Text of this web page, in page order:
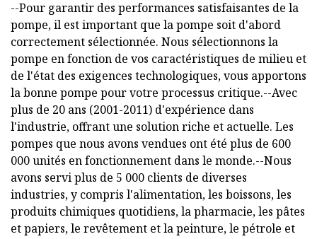
--Pour garantir des performances satisfaisantes de la
pompe, il est important que la pompe soit d'abord
correctement sélectionnée. Nous sélectionnons la
pompe en fonction de vos caractéristiques de milieu et
de l'état des exigences technologiques, vous apportons
la bonne pompe pour votre processus critique.--Avec
plus de 20 ans (2001-2011) d'expérience dans
l'industrie, offrant une solution riche et actuelle. Les
pompes que nous avons vendues ont été plus de 600
000 unités en fonctionnement dans le monde.--Nous
avons servi plus de 5 000 clients de diverses
industries, y compris l'alimentation, les boissons, les
produits chimiques quotidiens, la pharmacie, les pâtes
et papiers, le revêtement et la peinture, le pétrole et